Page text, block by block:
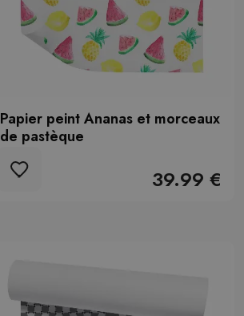
Papier peint Ananas et morceaux
de pastèque
39.99 €